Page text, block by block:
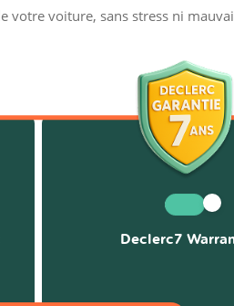
voiture, sans stress ni
Declerc7